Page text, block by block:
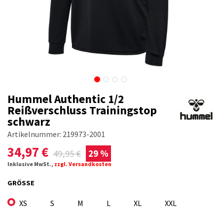
Hummel Authentic 1/2
Reißverschluss Trainingstop
schwarz
Artikelnummer: 219973-2001
34,97 € 49,95€ 29 %
Inklusive MwSt., zzgl. Versandkosten
GRÖSSE
XS S M L XL XXL